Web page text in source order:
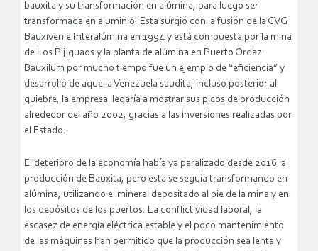
bauxita y su transformación en alúmina, para luego ser
transformada en aluminio. Esta surgió con la fusión de la CVG
Bauxiven e Interalúmina en 1994 y está compuesta por la mina
de Los Pijiguaos y la planta de alúmina en Puerto Ordaz.
Bauxilum por mucho tiempo fue un ejemplo de “eficiencia” y
desarrollo de aquella Venezuela saudita, incluso posterior al
quiebre, la empresa llegaría a mostrar sus picos de producción
alrededor del año 2002, gracias a las inversiones realizadas por
el Estado.
El deterioro de la economía había ya paralizado desde 2016 la
producción de Bauxita, pero esta se seguía transformando en
alúmina, utilizando el mineral depositado al pie de la mina y en
los depósitos de los puertos. La conflictividad laboral, la
escasez de energía eléctrica estable y el poco mantenimiento
de las máquinas han permitido que la producción sea lenta y